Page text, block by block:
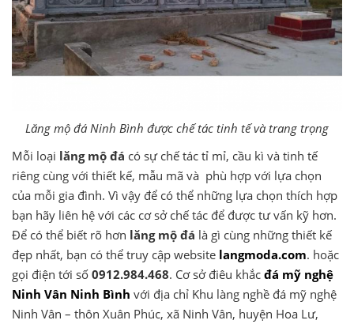
Lăng mộ đá Ninh Bình được chế tác tinh tế và trang trọng
Mỗi loại lăng mộ đá có sự chế tác tỉ mỉ, cầu kì và tinh tế
riêng cùng với thiết kế, mẫu mã và phù hợp với lựa chọn
của mỗi gia đình. Vì vậy để có thể những lựa chọn thích hợp
bạn hãy liên hệ với các cơ sở chế tác để được tư vấn kỹ hơn.
Để có thể biết rõ hơn lăng mộ đá là gì cùng những thiết kế
đẹp nhất, bạn có thể truy cập website langmoda.com. hoặc
gọi điện tới số 0912.984.468. Cơ sở điêu khắc đá mỹ nghệ
Ninh Vân Ninh Bình với địa chỉ Khu làng nghề đá mỹ nghệ
Ninh Vân – thôn Xuân Phúc, xã Ninh Vân, huyện Hoa Lư,